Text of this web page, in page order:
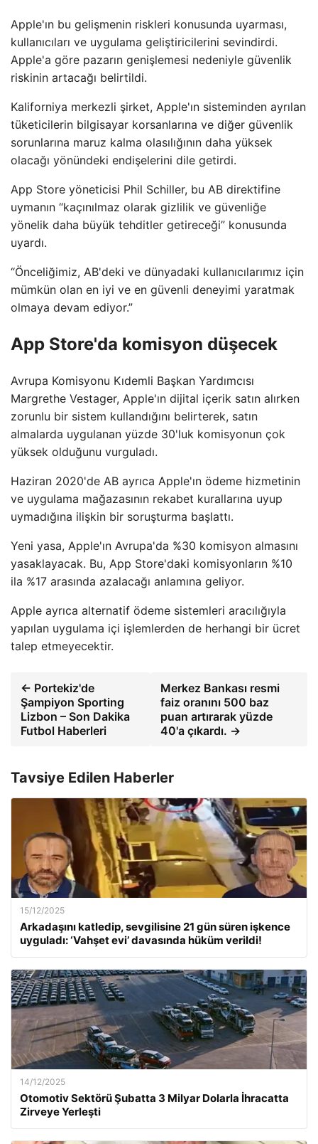
Apple'ın bu gelişmenin riskleri konusunda uyarması,
kullanıcıları ve uygulama geliştiricilerini sevindirdi.
Apple'a göre pazarın genişlemesi nedeniyle güvenlik
riskinin artacağı belirtildi.
Kaliforniya merkezli şirket, Apple'ın sisteminden ayrılan
tüketicilerin bilgisayar korsanlarına ve diğer güvenlik
sorunlarına maruz kalma olasılığının daha yüksek
olacağı yönündeki endişelerini dile getirdi.
App Store yöneticisi Phil Schiller, bu AB direktifine
uymanın “kaçınılmaz olarak gizlilik ve güvenliğe
yönelik daha büyük tehditler getireceği” konusunda
uyardı.
“Önceliğimiz, AB'deki ve dünyadaki kullanıcılarımız için
mümkün olan en iyi ve en güvenli deneyimi yaratmak
olmaya devam ediyor.”
App Store'da komisyon düşecek
Avrupa Komisyonu Kıdemli Başkan Yardımcısı
Margrethe Vestager, Apple'ın dijital içerik satın alırken
zorunlu bir sistem kullandığını belirterek, satın
almalarda uygulanan yüzde 30'luk komisyonun çok
yüksek olduğunu vurguladı.
Haziran 2020'de AB ayrıca Apple'ın ödeme hizmetinin
ve uygulama mağazasının rekabet kurallarına uyup
uymadığına ilişkin bir soruşturma başlattı.
Yeni yasa, Apple'ın Avrupa'da %30 komisyon almasını
yasaklayacak. Bu, App Store'daki komisyonların %10
ila %17 arasında azalacağı anlamına geliyor.
Apple ayrıca alternatif ödeme sistemleri aracılığıyla
yapılan uygulama içi işlemlerden de herhangi bir ücret
talep etmeyecektir.
← Portekiz'de
Şampiyon Sporting
Lizbon – Son Dakika
Futbol Haberleri
Merkez Bankası resmi
faiz oranını 500 baz
puan artırarak yüzde
40'a çıkardı. →
Tavsiye Edilen Haberler
15/12/2025
Arkadaşını katledip, sevgilisine 21 gün süren işkence
uyguladı: ‘Vahşet evi’ davasında hüküm verildi!
14/12/2025
Otomotiv Sektörü Şubatta 3 Milyar Dolarla İhracatta
Zirveye Yerleşti